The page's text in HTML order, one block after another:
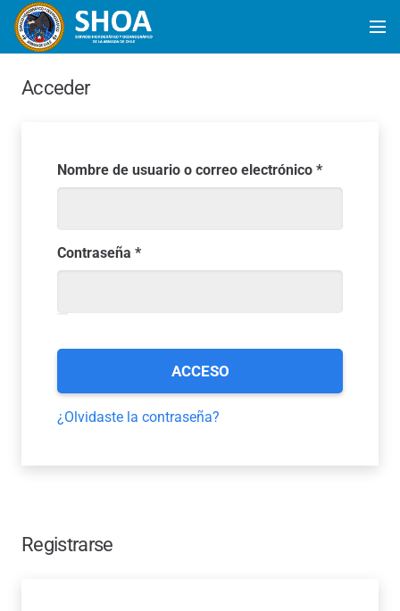
Acceder
Nombre de usuario o correo electrónico *Obligatorio
Contraseña *Obligatorio
ACCESO
¿Olvidaste la contraseña?
Registrarse